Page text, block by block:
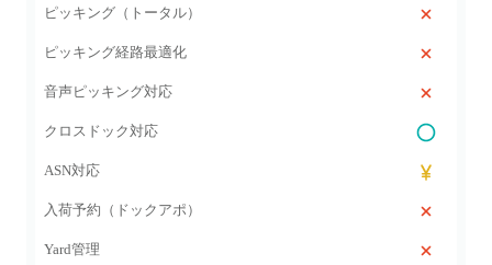
ピッキング（トータル）
ピッキング経路最適化
音声ピッキング対応
クロスドック対応
ASN対応
入荷予約（ドックアポ）
Yard管理